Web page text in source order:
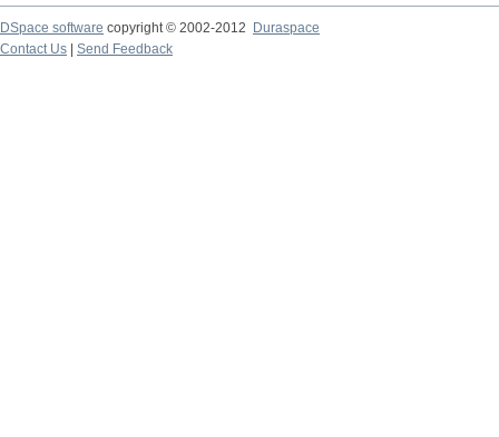
DSpace software copyright © 2002-2012
Duraspace
Contact Us
Send Feedback